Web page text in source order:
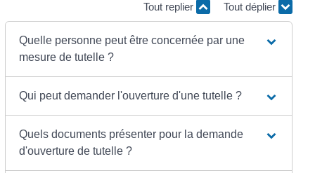
Tout replier Tout déplier
Quelle personne peut être concernée par une
mesure de tutelle ?
Qui peut demander l'ouverture d'une tutelle ?
Quels documents présenter pour la demande
d'ouverture de tutelle ?